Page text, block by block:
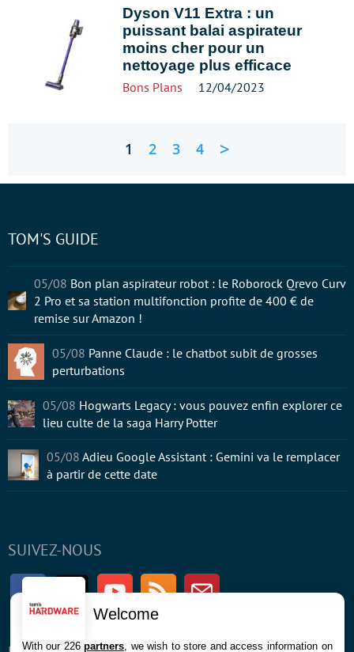
Dyson V11 Extra : un
puissant balai aspirateur
moins cher pour un
nettoyage plus efficace
Bons Plans 12/04/2023
1 2 3 4 >
SUIVEZ-NOUS
FacebookTwitter Youtube RSS Newsletter
TOM'S GUIDE
05/08 Bon plan aspirateur robot : le Roborock Qrevo Curv
2 Pro et sa station multifonction profite de 400 € de
remise sur Amazon !
05/08 Panne Claude : le chatbot subit de grosses
perturbations
05/08 Hogwarts Legacy : vous pouvez enfin explorer ce
lieu culte de la saga Harry Potter
05/08 Adieu Google Assistant : Gemini va le remplacer
à partir de cette date
Welcome
With our 226partners , we wish to store and access information on